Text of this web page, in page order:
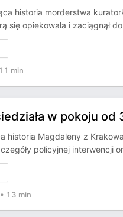
historia morderstwa
się opiekowała i zaciągnął
11 min
w pokoju od
historia Magdaleny z
policyjnej interwencji
• 13 min